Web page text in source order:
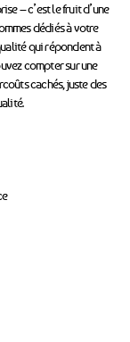
– c’est le fruit d’une
dédiés à votre
qui répondent à
compter sur une
cachés, juste des